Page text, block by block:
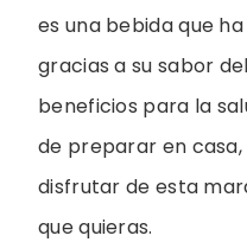
es una bebida que
gracias a su sabor
beneficios para la
de preparar en
disfrutar de esta
que quieras.